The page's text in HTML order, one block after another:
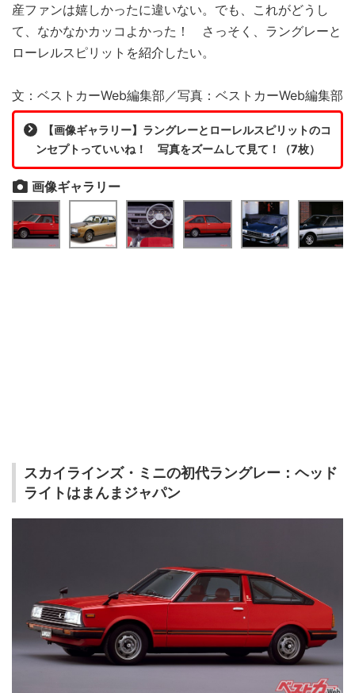
産ファンは嬉しかったに違いない。でも、これがどうし
て、なかなかカッコよかった！ さっそく、ラングレーと
ローレルスピリットを紹介したい。
文：ベストカーWeb編集部／写真：ベストカーWeb編集部
【画像ギャラリー】ラングレーとローレルスピリットのコ
ンセプトっていいね！ 写真をズームして見て！（7枚）
画像ギャラリー
スカイラインズ・ミニの初代ラングレー ：ヘッド
ライトはまんまジャパン